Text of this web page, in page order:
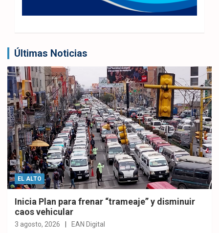
Últimas Noticias
EL ALTO
Inicia Plan para frenar “trameaje” y disminuir
caos vehicular
3 agosto, 2026 EAN Digital